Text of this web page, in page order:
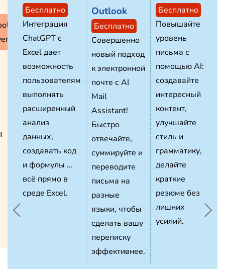
for
Бесплатно
Интеграция
ChatGPT с
Excel дает
возможность
пользователям
выполнять
расширенный
анализ
данных,
создавать код
и формулы ...
всё прямо в
среде Excel.
Outlook
Бесплатно
Совершенно
новый подход
к электронной
почте с AI
Mail
Assistant!
Быстро
отвечайте,
суммируйте и
переводите
письма на
разные
языки, чтобы
сделать вашу
переписку
эффективнее.
Бесплатно
Повышайте
уровень
письма с
помощью AI:
создавайте
интересный
контент,
улучшайте
стиль и
грамматику,
делайте
краткие
резюме без
лишних
усилий.